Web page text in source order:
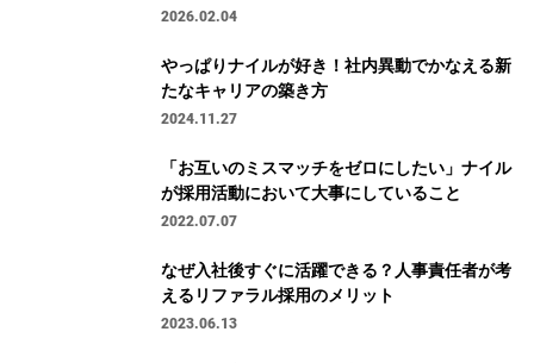
2026.02.04
やっぱりナイルが好き！社内異動でかなえる新
たなキャリアの築き方
2024.11.27
「お互いのミスマッチをゼロにしたい」ナイル
が採用活動において大事にしていること
2022.07.07
なぜ入社後すぐに活躍できる？人事責任者が考
えるリファラル採用のメリット
2023.06.13